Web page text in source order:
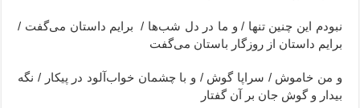
نبودم این چنین تنها / و ما در دل شب‌ها / برایم داستان می‌گفت /
برایم داستان از روزگار باستان می‌گفت
و من خاموش / سراپا گوش / و با چشمان خواب‌آلود در پیکار / نگه
بیدار و گوش جان بر آن گفتار